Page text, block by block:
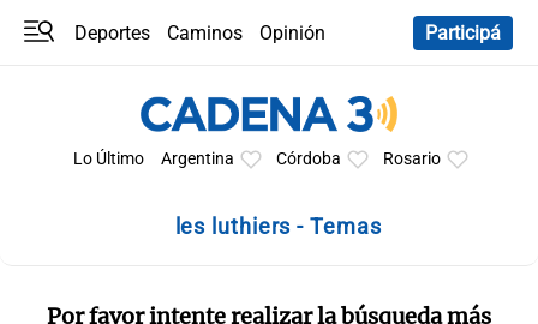
Deportes Caminos
Opinión
Participá
Lo Último Argentina Córdoba Rosario
les luthiers - Temas
Por favor intente realizar la búsqueda más